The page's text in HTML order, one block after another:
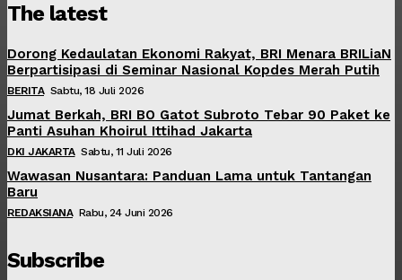
The latest
Dorong Kedaulatan Ekonomi Rakyat, BRI Menara BRILiaN
Berpartisipasi di Seminar Nasional Kopdes Merah Putih
BERITA Sabtu, 18 Juli 2026
Jumat Berkah, BRI BO Gatot Subroto Tebar 90 Paket ke
Panti Asuhan Khoirul Ittihad Jakarta
DKI JAKARTA Sabtu, 11 Juli 2026
Wawasan Nusantara: Panduan Lama untuk Tantangan
Baru
REDAKSIANA Rabu, 24 Juni 2026
Subscribe